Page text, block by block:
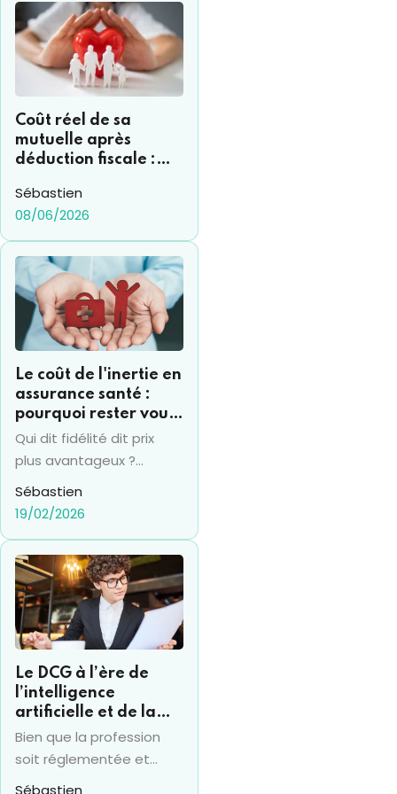
Coût réel de sa
mutuelle après
déduction fiscale :
retrouver ?
Sébastien
08/06/2026
Le coût de l'inertie en
assurance santé :
pourquoi rester vous
coûte souvent 15% de
plus par an
Qui dit fidélité dit prix
plus avantageux ?
Vraiment ? Pas en
termes d'assurance
santé en tout cas... et la
bien souvent en un
"piège" financier.
Beaucoup d’assurés
conservent le même
années, sans réaliser que
leur mutuelle augmente
tarifs à chaque
renouvellement. Cette
Sébastien
19/02/2026
Le DCG à l’ère de
l’intelligence
artificielle et de la
RSE : ce que change
le nouvel arrêté 2025
Bien que la profession
soit réglementée et
qu’elle traîne une image
Sébastien